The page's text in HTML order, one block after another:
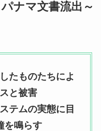
ナマ文書流出～
たものたちによ
と被害
テムの実態に目
を鳴らす